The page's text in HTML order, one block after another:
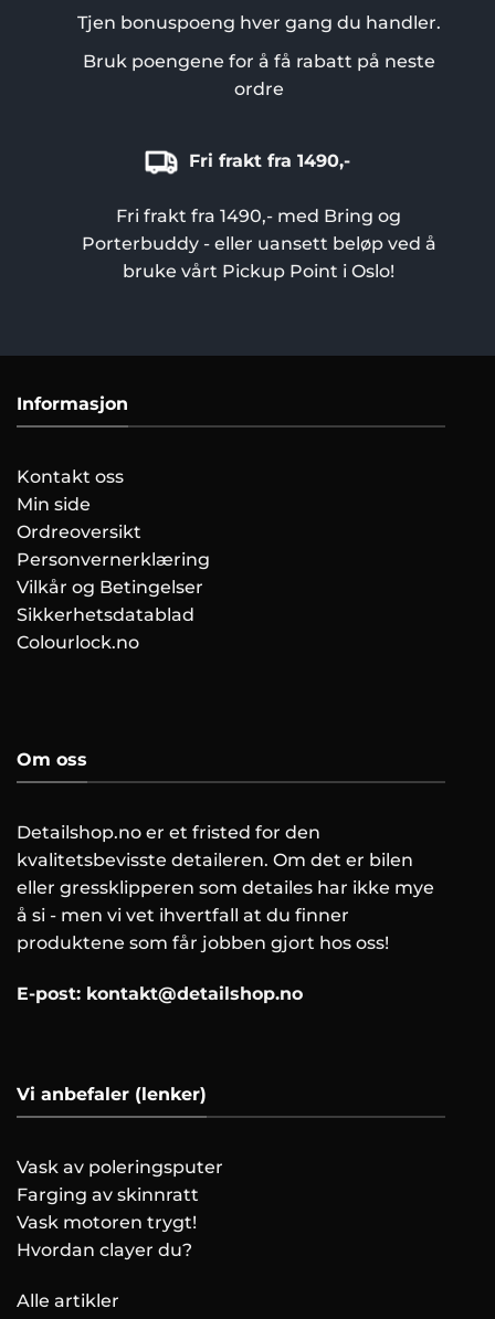
Tjen bonuspoeng hver gang du handler.
Bruk poengene for å få rabatt på neste
ordre
Fri frakt fra 1490,-
Fri frakt fra 1490,- med Bring og
Porterbuddy - eller uansett beløp ved å
bruke vårt Pickup Point i Oslo!
Informasjon
Kontakt oss
Min side
Ordreoversikt
Personvernerklæring
Vilkår og Betingelser
Sikkerhetsdatablad
Colourlock.no
Om oss
Detailshop.no er et fristed for den
kvalitetsbevisste detaileren. Om det er bilen
eller gressklipperen som detailes har ikke mye
å si - men vi vet ihvertfall at du finner
produktene som får jobben gjort hos oss!
E-post: kontakt@detailshop.no
Vi anbefaler (lenker)
Vask av poleringsputer
Farging av skinnratt
Vask motoren trygt!
Hvordan clayer du?
Alle artikler